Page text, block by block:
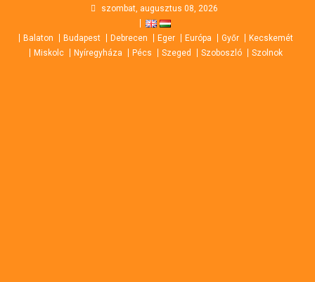
content
szombat, augusztus 08, 2026
Balaton Budapest Debrecen Eger Európa Győr
Kecskemét
Miskolc
Nyíregyháza Pécs Szeged Szoboszló Szolnok